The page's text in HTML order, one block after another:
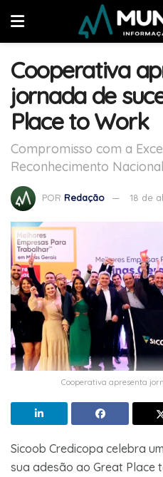
Cooperativa
jornada de
Place to Work
Compromisso com a
Reconhecimento
POR Redação 18 de
Cooperativa apresenta
Sicoob Credicopa celebra
sua adesão ao Great Place